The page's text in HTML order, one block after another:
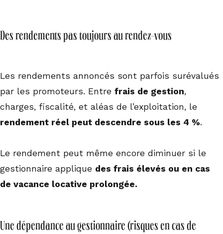
Des rendements pas toujours au rendez-vous
Les rendements annoncés sont parfois surévalués
par les promoteurs. Entre frais de gestion,
charges, fiscalité, et aléas de l’exploitation, le
rendement réel peut descendre sous les 4 %.
Le rendement peut même encore diminuer si le
gestionnaire applique des frais élevés ou en cas
de vacance locative prolongée.
Une dépendance au gestionnaire (risques en cas de